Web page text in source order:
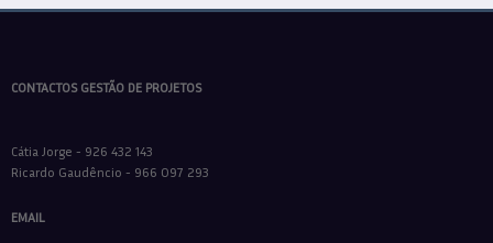
CONTACTOS GESTÃO DE PROJETOS
Cátia Jorge - 926 432 143
Ricardo Gaudêncio - 966 097 293
EMAIL